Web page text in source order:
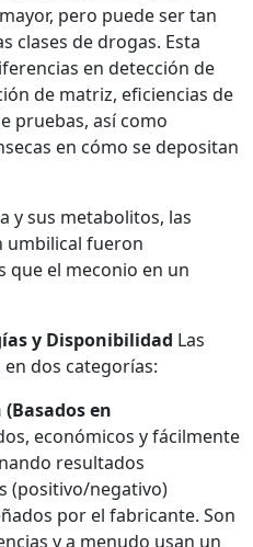
pero puede ser tan
clases de drogas. Esta
en detección de
de matriz, eficiencias de
pruebas, así como
en cómo se depositan
y sus metabolitos, las
umbilical fueron
que el meconio en un
y Disponibilidad Las
dos categorías:
en
económicos y fácilmente
resultados
(positivo/negativo)
por el fabricante. Son
y a menudo usan un